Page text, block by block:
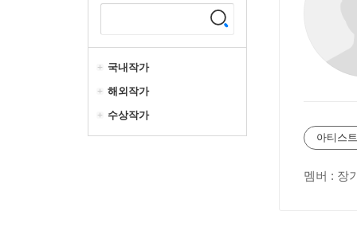
국내작가
해외작가
수상작가
아티스
멤버 : 장